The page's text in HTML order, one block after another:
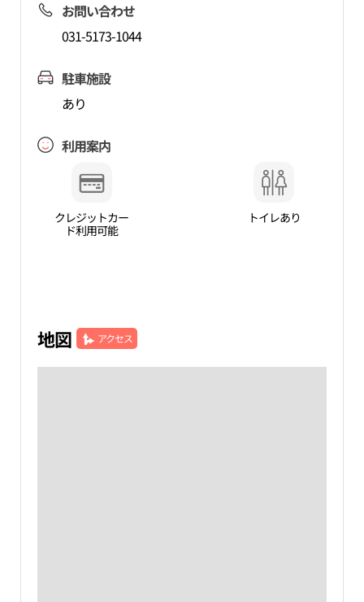
お問い合わせ
031-5173-1044
駐車施設
あり
利用案内
クレジットカー
ド利用可能
トイレあり
地図 アクセス